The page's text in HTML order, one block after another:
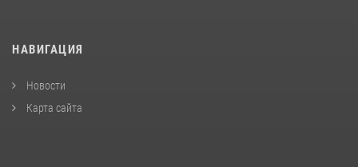
НАВИГАЦИЯ
Новости
Карта сайта